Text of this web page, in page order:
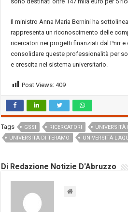
Il ministro Anna Maria Bernini ha
rappresenta un riconoscimento delle
ricercatori nei progetti finanziati dal Pnrr e
consolidare queste professionalità per
e crescita nel sistema universitario.
Post Views: 409
Tags GSSI RICERCATORI
UNIVERSITÀ
UNIVERSITÀ DI TERAMO
UNIVERSITÀ
Di Redazione Notizie D'Abruzzo